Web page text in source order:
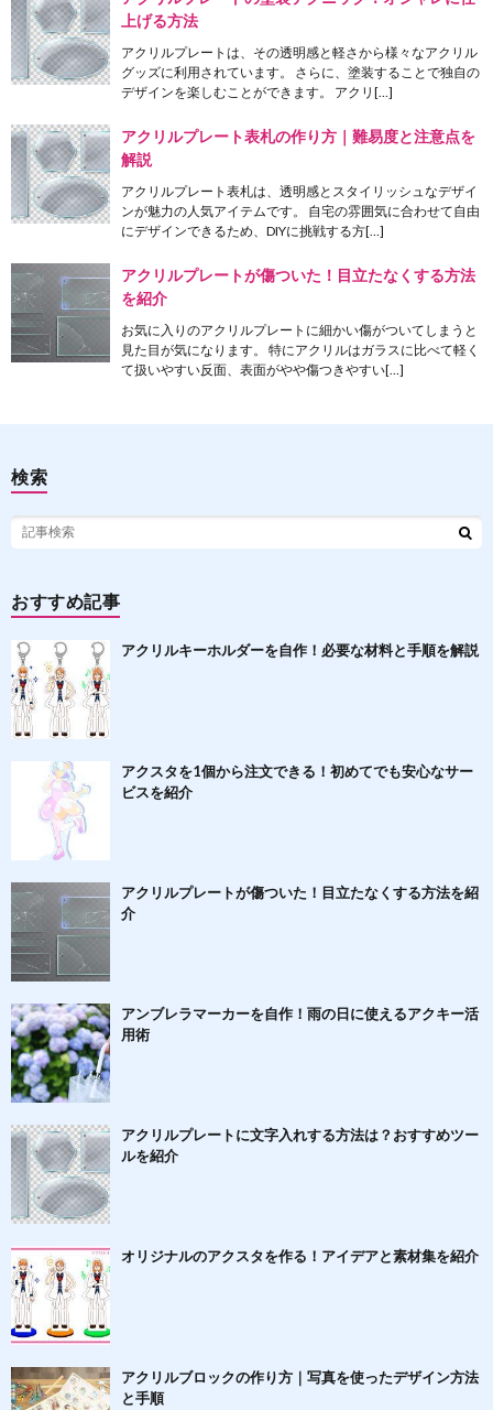
上げる方法
アクリルプレートは、その透明感と軽さから様々なアクリル
グッズに利用されています。 さらに、塗装することで独自の
デザインを楽しむことができます。 アクリ[…]
アクリルプレート表札の作り方｜難易度と注意点を
解説
アクリルプレート表札は、透明感とスタイリッシュなデザイ
ンが魅力の人気アイテムです。 自宅の雰囲気に合わせて自由
にデザインできるため、DIYに挑戦する方[…]
アクリルプレートが傷ついた！目立たなくする方法
を紹介
お気に入りのアクリルプレートに細かい傷がついてしまうと
見た目が気になります。 特にアクリルはガラスに比べて軽く
て扱いやすい反面、表面がやや傷つきやすい[…]
検索
おすすめ記事
アクリルキーホルダーを自作！必要な材料と手順を解説
アクスタを1個から注文できる！初めてでも安心なサー
ビスを紹介
アクリルプレートが傷ついた！目立たなくする方法を紹
介
アンブレラマーカーを自作！雨の日に使えるアクキー活
用術
アクリルプレートに文字入れする方法は？おすすめツー
ルを紹介
オリジナルのアクスタを作る！アイデアと素材集を紹介
アクリルブロックの作り方｜写真を使ったデザイン方法
と手順